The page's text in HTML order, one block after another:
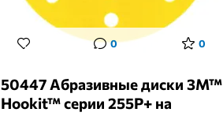
0 0
50447 Абразивные диски 3M™
Hookit™ серии 255P+ на